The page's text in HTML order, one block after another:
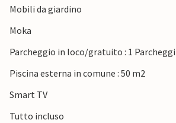
natura.
Mobili da giardino
Moka
Parcheggio in loco/gratuito : 1 Parcheggi
Piscina esterna in comune : 50 m2
Smart TV
Tutto incluso